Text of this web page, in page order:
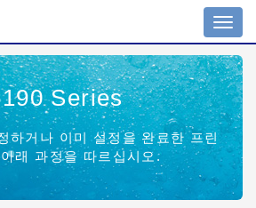
Series
하거나 이미 설정을 완료한 프린
래 과정을 따르십시오.